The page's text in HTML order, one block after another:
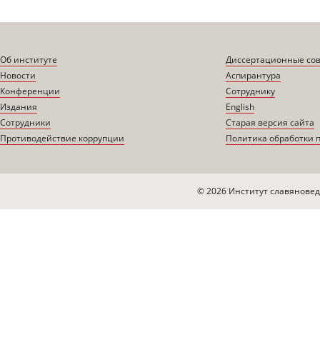
Об институте
Новости
Конференции
Издания
Сотрудники
Противодействие коррупции
Диссертационные
Аспирантура
Сотруднику
English
Старая версия сайта
Политика обработки
© 2026 Институт